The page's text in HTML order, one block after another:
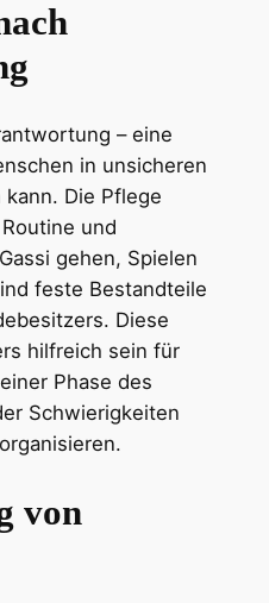
– eine
in unsicheren
Die Pflege
und
gehen, Spielen
feste Bestandteile
Diese
hilfreich sein für
Phase des
Schwierigkeiten
von